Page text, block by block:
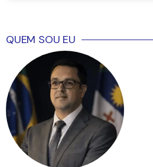
QUEM SOU EU